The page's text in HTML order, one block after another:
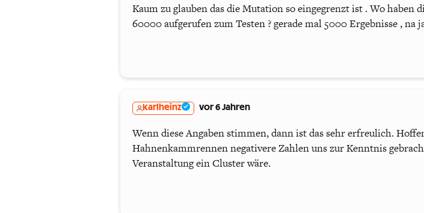
Kaum zu glauben das die Mutation so eingegrenzt ist . Wo haben
60000 aufgerufen zum Testen ? gerade mal 5000 Ergebnisse , na
karlheinz vor 6 Jahren
Wenn diese Angaben stimmen, dann ist das sehr erfreulich.
Hahnenkammrennen negativere Zahlen uns zur Kenntnis
Veranstaltung ein Cluster wäre.